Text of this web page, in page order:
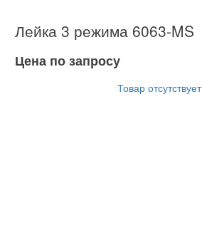
Лейка 3 режима 6063-MS
Цена по запросу
Товар отсутствует